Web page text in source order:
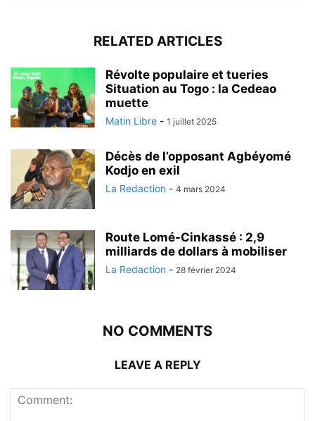
RELATED ARTICLES
Révolte populaire et tueries
Situation au Togo : la Cedeao
muette
Matin Libre - 1 juillet 2025
Décès de l’opposant Agbéyomé
Kodjo en exil
La Redaction - 4 mars 2024
Route Lomé-Cinkassé : 2,9
milliards de dollars à mobiliser
La Redaction - 28 février 2024
NO COMMENTS
LEAVE A REPLY